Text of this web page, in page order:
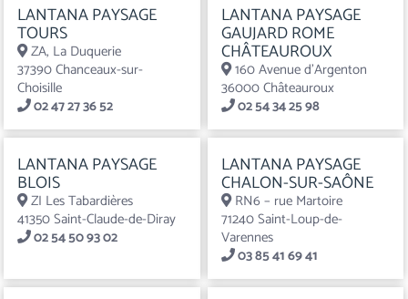
LANTANA PAYSAGE
TOURS
ZA, La Duquerie
37390 Chanceaux-sur-
Choisille
02 47 27 36 52
LANTANA PAYSAGE
GAUJARD ROME
CHÂTEAUROUX
160 Avenue d'Argenton
36000 Châteauroux
02 54 34 25 98
LANTANA PAYSAGE
BLOIS
ZI Les Tabardières
41350 Saint-Claude-de-Diray
02 54 50 93 02
LANTANA PAYSAGE
CHALON-SUR-SAÔNE
RN6 – rue Martoire
71240 Saint-Loup-de-
Varennes
03 85 41 69 41